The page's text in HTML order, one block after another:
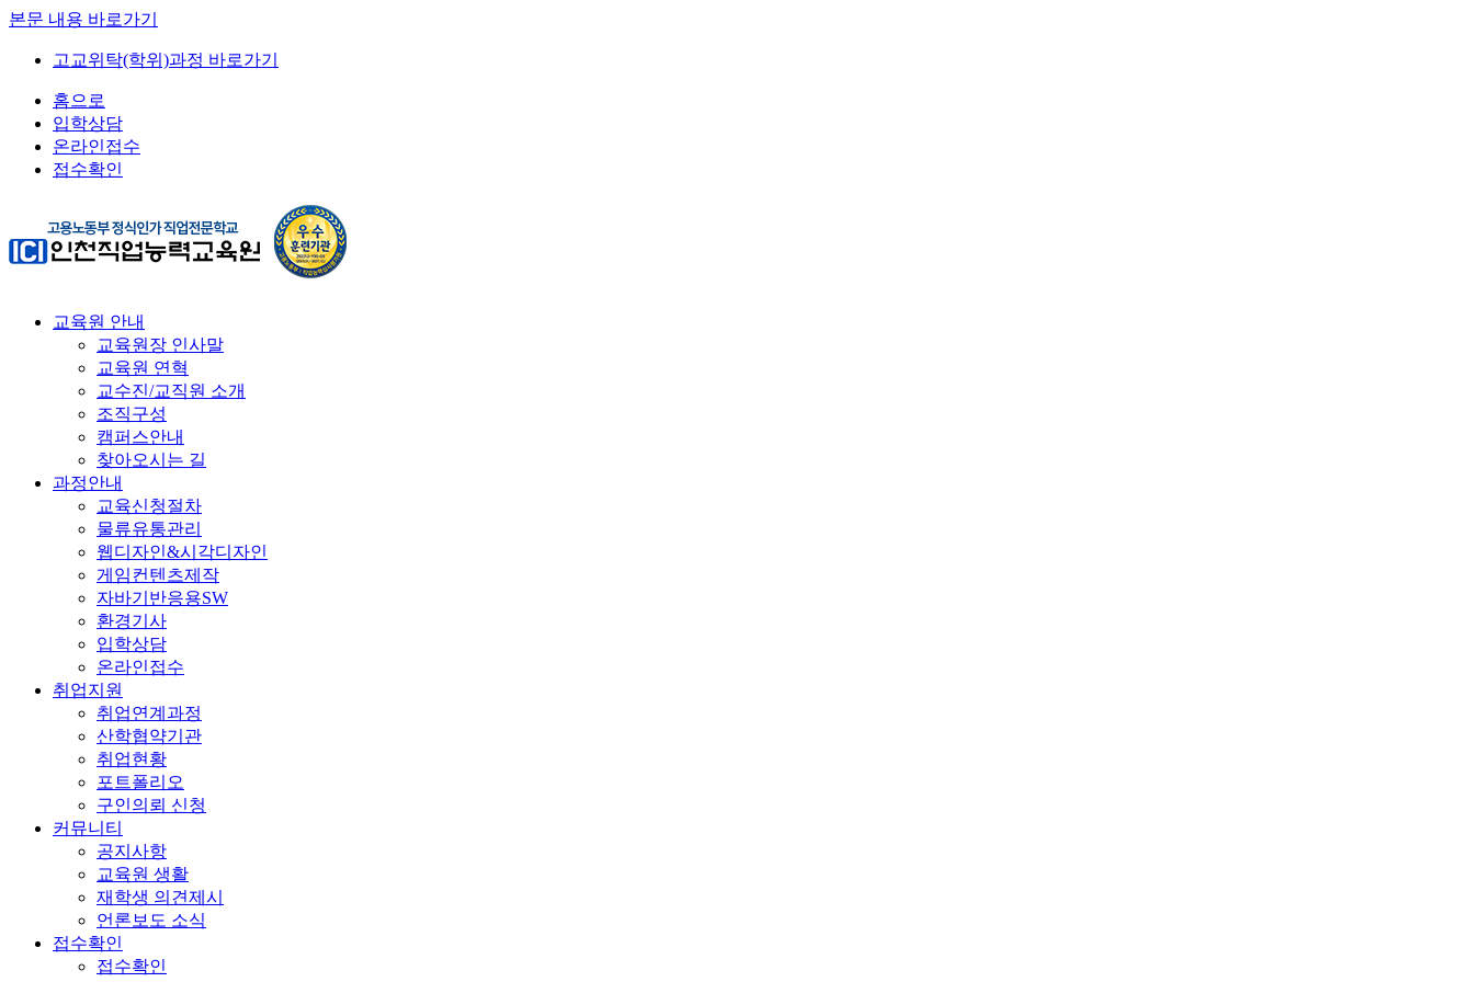
본문 내용 바로가기
고교위탁(학위)과정 바로가기
홈으로
입학상담
온라인접수
접수확인
교육원 안내
교육원장 인사말
교육원 연혁
교수진/교직원 소개
조직구성
캠퍼스안내
찾아오시는 길
과정안내
교육신청절차
물류유통관리
웹디자인&시각디자인
게임컨텐츠제작
자바기반응용SW
환경기사
입학상담
온라인접수
취업지원
취업연계과정
산학협약기관
취업현황
포트폴리오
구인의뢰 신청
커뮤니티
공지사항
교육원 생활
재학생 의견제시
언론보도 소식
접수확인
접수확인